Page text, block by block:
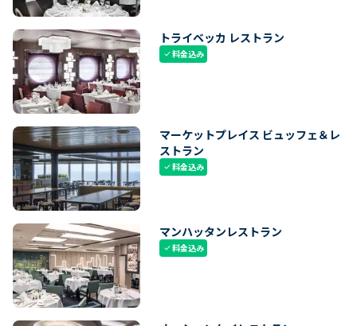
トライベッカ レストラン
check料金込み
マーケットプレイス ビュッフェ＆レ
ストラン
check料金込み
マンハッタンレストラン
check料金込み